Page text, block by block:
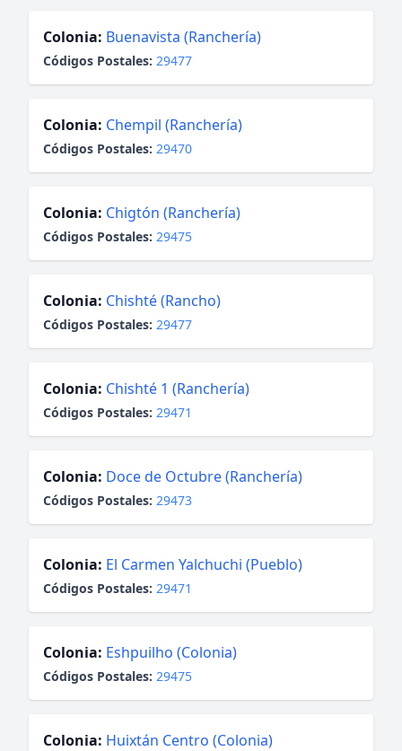
Colonia: Buenavista (Ranchería)
Códigos Postales: 29477
Colonia: Chempil (Ranchería)
Códigos Postales: 29470
Colonia: Chigtón (Ranchería)
Códigos Postales: 29475
Colonia: Chishté (Rancho)
Códigos Postales: 29477
Colonia: Chishté 1 (Ranchería)
Códigos Postales: 29471
Colonia: Doce de Octubre (Ranchería)
Códigos Postales: 29473
Colonia: El Carmen Yalchuchi (Pueblo)
Códigos Postales: 29471
Colonia: Eshpuilho (Colonia)
Códigos Postales: 29475
Colonia: Huixtán Centro (Colonia)